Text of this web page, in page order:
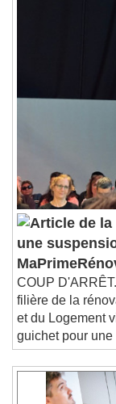
une
COUP
filière de la
et du Logement
guichet pour